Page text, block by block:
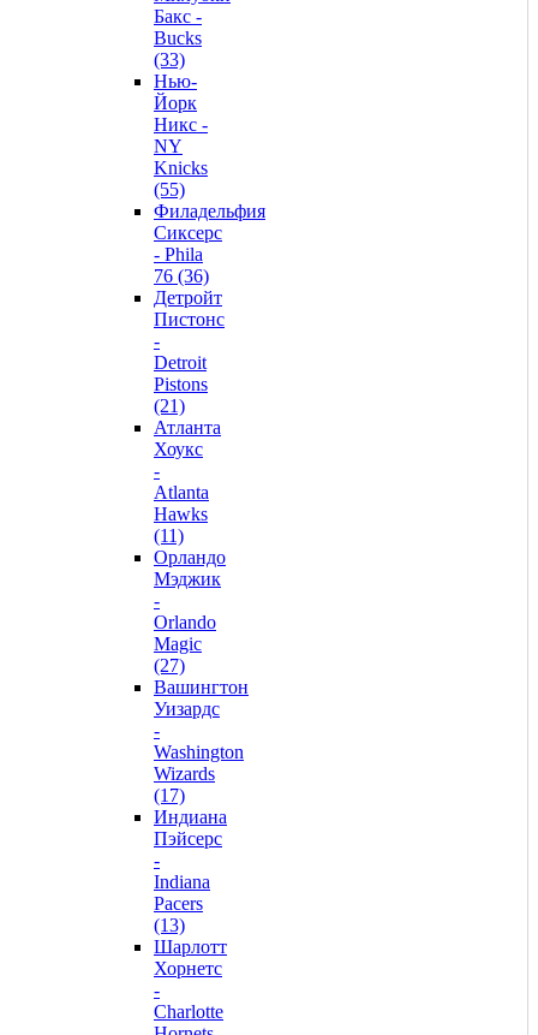
Бакс -
Bucks
(33)
Нью-
Йорк
Никс -
NY
Knicks
(55)
Филадельфия
Сиксерс
- Phila
76 (36)
Детройт
Пистонс
-
Detroit
Pistons
(21)
Атланта
Хоукс
-
Atlanta
Hawks
(11)
Орландо
Мэджик
-
Orlando
Magic
(27)
Вашингтон
Уизардс
-
Washington
Wizards
(17)
Индиана
Пэйсерс
-
Indiana
Pacers
(13)
Шарлотт
Хорнетс
-
Charlotte